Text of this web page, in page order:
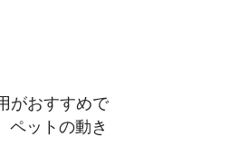
がおすすめで
ペットの動き